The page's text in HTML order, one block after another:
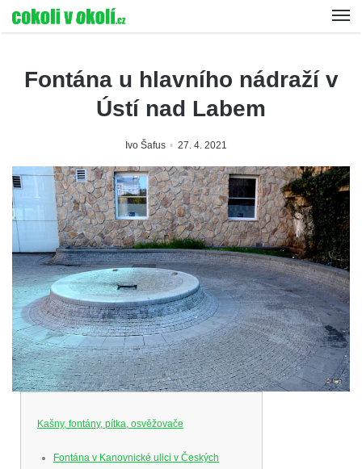
Fontána u hlavního nádraží v
Ústí nad Labem
Ivo Šafus 27. 4. 2021
Kašny, fontány, pítka, osvěžovače
Fontána v Kanovnické ulici v Českých